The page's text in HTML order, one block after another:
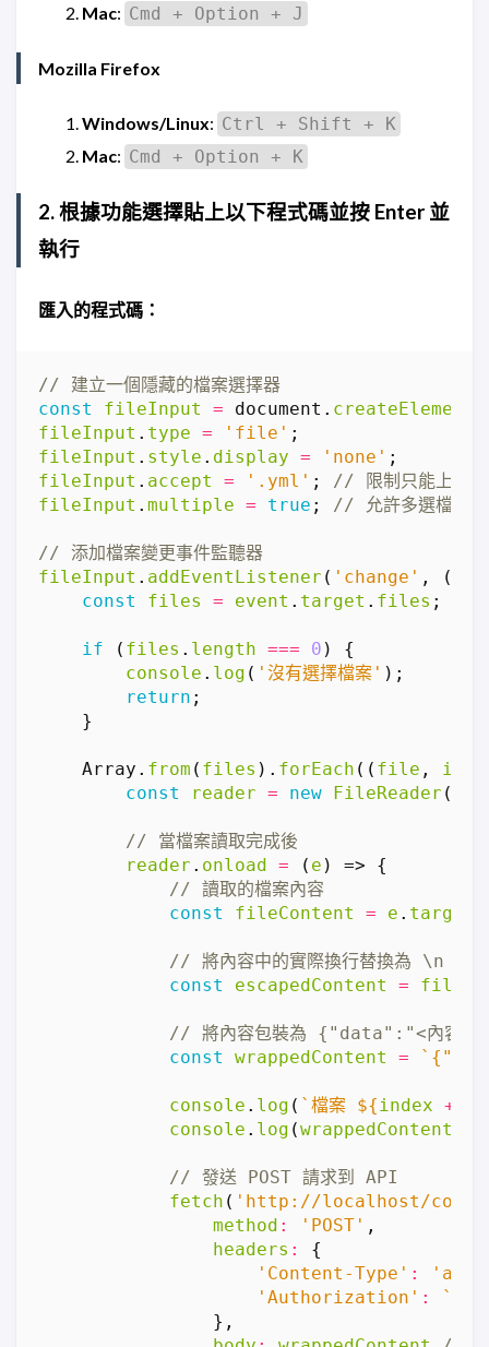
Mac: Cmd + Option + J
Mozilla Firefox
Windows/Linux: Ctrl + Shift + K
Mac: Cmd + Option + K
2. 根據功能選擇貼上以下程式碼並按 Enter 並
執行
匯入的程式碼：
const
fileInput = document . createElement
fileInput . type = 'file' ;
fileInput . style . display = 'none' ;
fileInput . accept = '.yml' ;
fileInput . multiple = true ;
fileInput . addEventListener ( 'change' , (
const
files = event . target . files ;
if ( files . length === 0 )
{
console . log ( '沒有選擇檔案' );
return ;
}
Array . from ( files ). forEach (( file ,
const
reader = new FileReader ();
reader . onload = ( e ) =>
{
const
fileContent = e . target
const
escapedContent =
const wrappedContent =
console . log ( `檔案 ${index +
console . log (wrappedContent
fetch ( 'http://localhost/
method : 'POST' ,
headers :
{
'Content-Type' :
'Authorization' :
},